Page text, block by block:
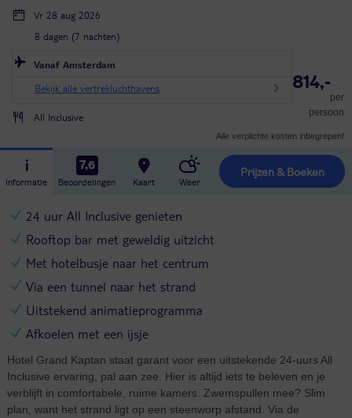
Vr 28 aug 2026
8 dagen (7 nachten)
Vanaf Amsterdam
Bekijk alle vertrekluchthavens
All Inclusive
814,-
per
persoon
Alle verplichte kosten inbegrepen!
Informatie
7,6
Beoordelingen Kaart Weer
Prijzen & Boeken
24 uur All Inclusive genieten
Rooftop bar met geweldig uitzicht
Met hotelbusje naar het centrum
Via een tunnel naar het strand
Uitstekend animatieprogramma
Afkoelen met een ijsje
Hotel Grand Kaptan staat garant voor een uitstekende 24-uurs All
Inclusive ervaring, pal aan zee. Hier is altijd iets te beleven en je
verblijft in comfortabele, ruime kamers. Zwemspullen mee? Slim
plan, want het strand ligt op een steenworp afstand. Via de